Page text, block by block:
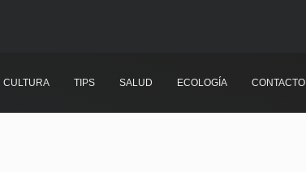
CULTURA TIPS SALUD ECOLOGÍA CONTACTO